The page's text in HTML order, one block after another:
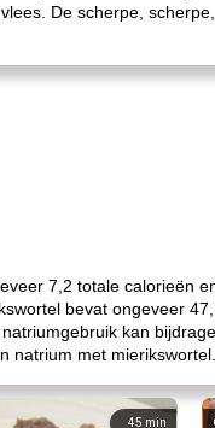
De scherpe,
7,2 totale calorieën
bevat ongeveer
kan
natrium met mierikswortel.
45 min